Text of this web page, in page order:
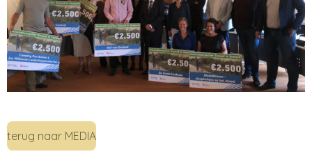
terug naar MEDIA